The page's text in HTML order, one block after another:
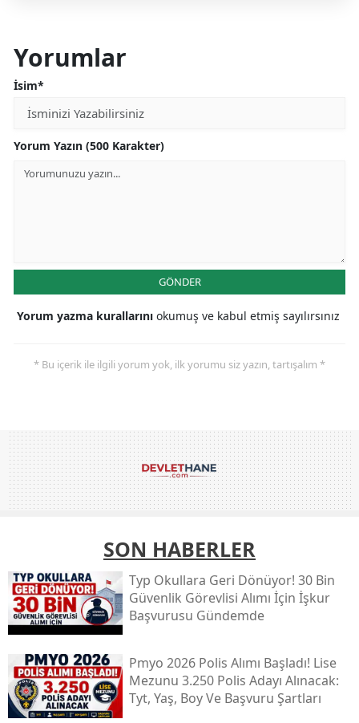
Yorumlar
İsim*
Yorum Yazın (500 Karakter)
GÖNDER
Yorum yazma kurallarını okumuş ve kabul etmiş sayılırsınız
* Bu içerik ile ilgili yorum yok, ilk yorumu siz yazın, tartışalım *
SON HABERLER
Typ Okullara Geri Dönüyor! 30 Bin
Güvenlik Görevlisi Alımı İçin İşkur
Başvurusu Gündemde
Pmyo 2026 Polis Alımı Başladı! Lise
Mezunu 3.250 Polis Adayı Alınacak:
Tyt, Yaş, Boy Ve Başvuru Şartları